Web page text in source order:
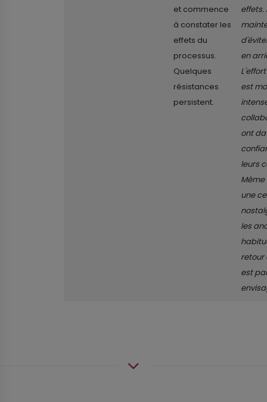
et commence
à constater les
effets du
processus.
Quelques
résistances
persistent.
effets.
en
est
ont
leurs
Même
une
les
retour
est